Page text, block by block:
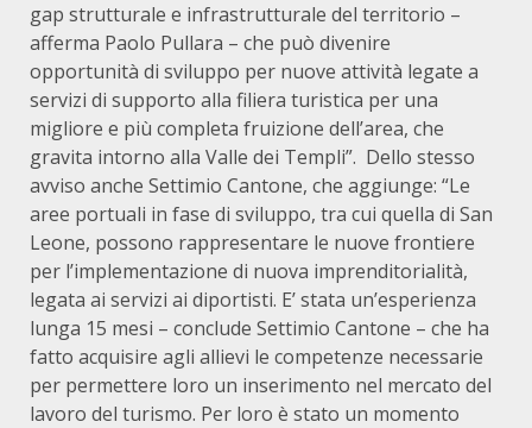
gap strutturale e infrastrutturale del territorio –
afferma Paolo Pullara – che può divenire
opportunità di sviluppo per nuove attività legate a
servizi di supporto alla filiera turistica per una
migliore e più completa fruizione dell’area, che
gravita intorno alla Valle dei Templi”. Dello stesso
avviso anche Settimio Cantone, che aggiunge: “Le
aree portuali in fase di sviluppo, tra cui quella di San
Leone, possono rappresentare le nuove frontiere
per l’implementazione di nuova imprenditorialità,
legata ai servizi ai diportisti. E’ stata un’esperienza
lunga 15 mesi – conclude Settimio Cantone – che ha
fatto acquisire agli allievi le competenze necessarie
per permettere loro un inserimento nel mercato del
lavoro del turismo. Per loro è stato un momento